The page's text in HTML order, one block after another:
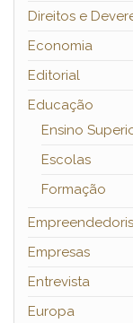
Direitos e
Economia
Editorial
Educação
Ensino
Escolas
Formação
Empresas
Entrevista
Europa